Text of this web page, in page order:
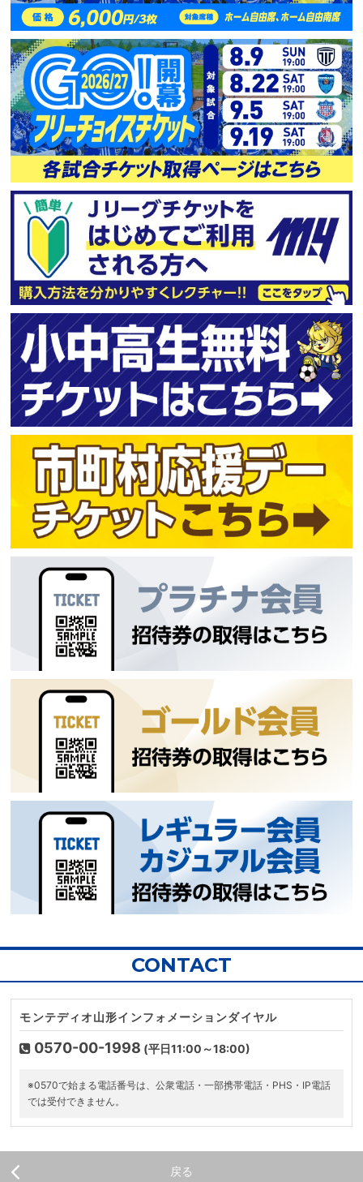
CONTACT
モンテディオ山形インフォメーションダイヤル
0570-00-1998 (平日11:00～18:00)
※0570で始まる電話番号は、公衆電話・一部携帯電話・PHS・IP電話
では受付できません。
戻る